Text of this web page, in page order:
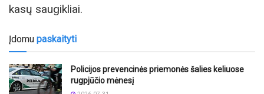
kasų saugikliai.
Įdomu paskaityti
Policijos prevencinės priemonės šalies keliuose
rugpjūčio mėnesį